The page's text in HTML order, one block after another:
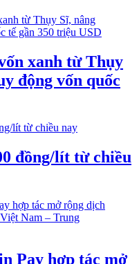
xanh từ Thụy
động vốn quốc
đồng/lít từ chiều
Pay hợp tác mở